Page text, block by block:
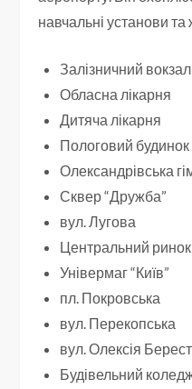
навчальні установи та
Залізничний вокзал
Обласна лікарня
Дитяча лікарня
Пологовий будинок
Олександрівська
Сквер “Дружба”
вул. Лугова
Центральний ринок
Універмаг “Київ”
пл. Покровська
вул. Перекопська
вул. Олексія
Будівельний